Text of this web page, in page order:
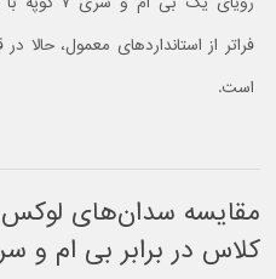
فراتر از استانداردهای معمول، حالا
است.
کلاس در برابر بی‌ ام‌ و